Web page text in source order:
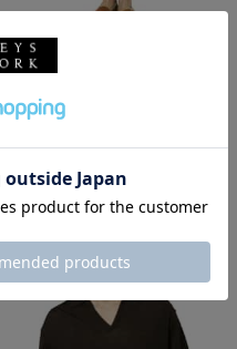
SALE
PIPPIOLINO
ラノリブショーツ
¥33,000